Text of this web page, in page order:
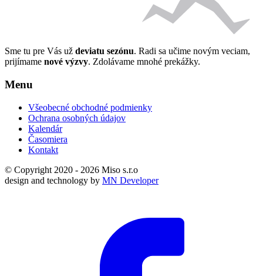
Sme tu pre Vás už deviatu sezónu. Radi sa učime novým veciam,
prijímame nové výzvy. Zdolávame mnohé prekážky.
Menu
Všeobecné obchodné podmienky
Ochrana osobných údajov
Kalendár
Časomiera
Kontakt
© Copyright 2020 - 2026 Miso s.r.o
design and technology by MN Developer